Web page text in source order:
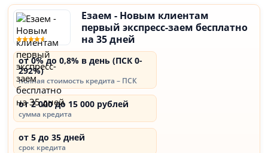
Езаем - Новым клиентам
первый экспресс-заем бесплатно
на 35 дней
от 0% до 0,8% в день (ПСК 0-
292%)
полная стоимость кредита – ПСК
от 2 000 до 15 000 рублей
сумма кредита
от 5 до 35 дней
срок кредита